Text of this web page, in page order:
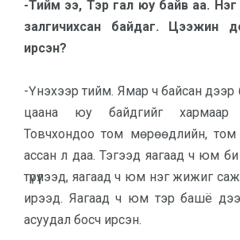
-Тийм ээ, Тэр гал юу байв аа.
залгичихсан бай­даг. Цээжин
ирсэн?
-Үнэхээр тийм. Ямар ч байсан дээр
цаана юу байд­гийг хармаар
Товчхондоо том мөрөөдлийн,
ас­сан л даа. Тэгээд яагаад ч юм
түрүүлээд, яагаад ч юм нэг жижиг
ирээд. Яагаад ч юм тэр башё
асуудал босч ирсэн.